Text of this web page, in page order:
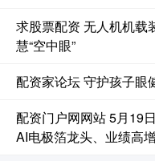
求股票配资 无人机机载
慧“空中眼”
配资家论坛 守护孩子眼
配资门户网网站 5月19
AI电极箔龙头、业绩高